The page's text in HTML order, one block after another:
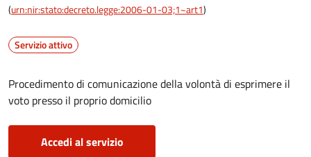
(urn:nir:stato:decreto.legge:2006-01-03;1~art1)
Servizio attivo
Procedimento di comunicazione della volontà di esprimere il
voto presso il proprio domicilio
Accedi al servizio